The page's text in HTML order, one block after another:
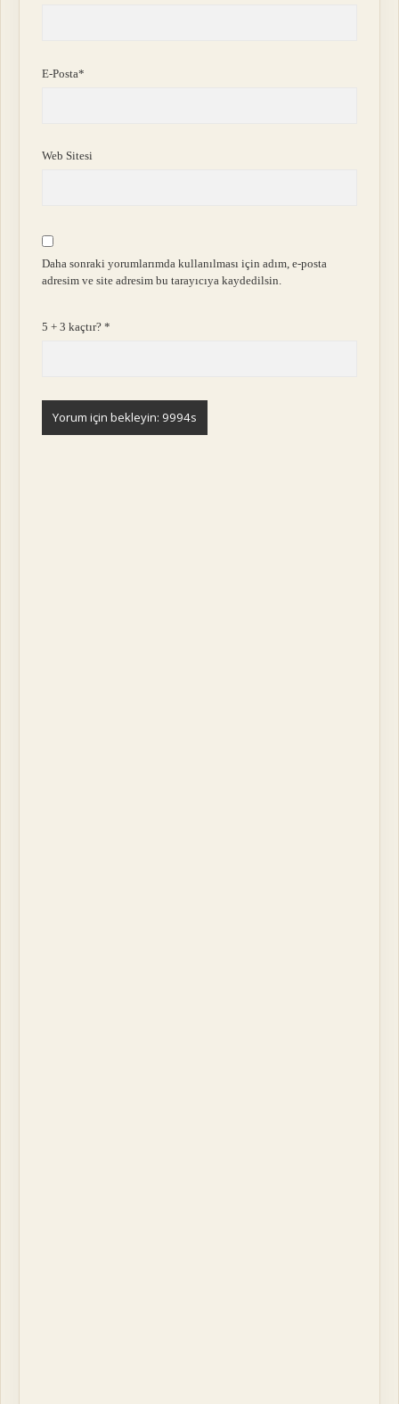
E-Posta*
Web Sitesi
Daha sonraki yorumlarımda kullanılması için adım, e-posta
adresim ve site adresim bu tarayıcıya kaydedilsin.
5 + 3 kaçtır?*